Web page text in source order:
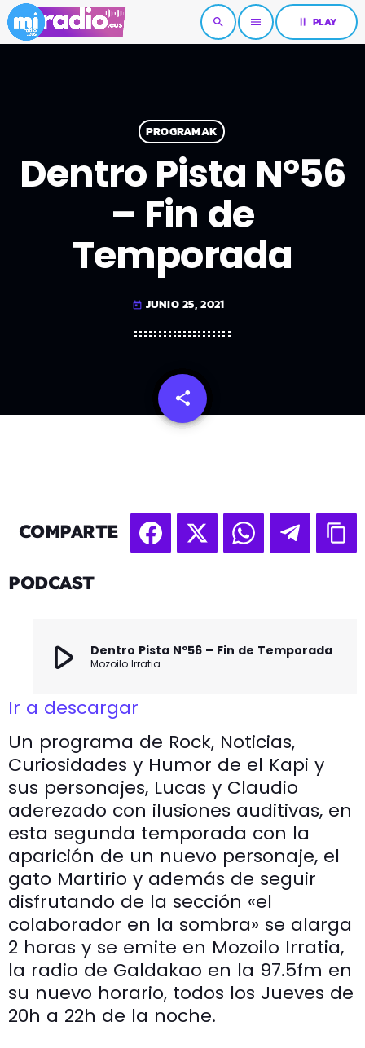
search menu pause PLAY
PROGRAMAK
Dentro Pista Nº56
– Fin de
Temporada
today JUNIO 25, 2021
share
email
COMPARTE
PODCAST
play_arrow Dentro Pista Nº56 – Fin de Temporada
Mozoilo Irratia
Ir a descargar
Un programa de Rock, Noticias,
Curiosidades y Humor de el Kapi y
sus personajes, Lucas y Claudio
aderezado con ilusiones auditivas, en
esta segunda temporada con la
aparición de un nuevo personaje, el
gato Martirio y además de seguir
disfrutando de la sección «el
colaborador en la sombra» se alarga
2 horas y se emite en Mozoilo Irratia,
la radio de Galdakao en la 97.5fm en
su nuevo horario, todos los Jueves de
20h a 22h de la noche.